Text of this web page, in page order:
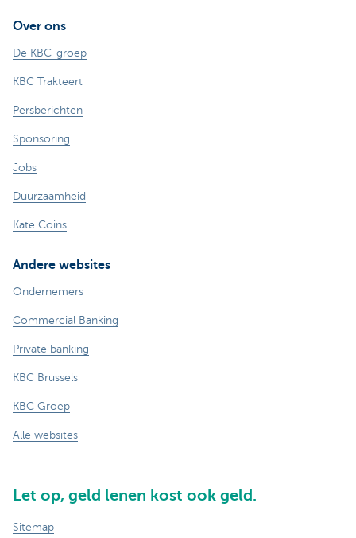
Over ons
De KBC-groep
KBC Trakteert
Persberichten
Sponsoring
Jobs
Duurzaamheid
Kate Coins
Andere websites
Ondernemers
Commercial Banking
Private banking
KBC Brussels
KBC Groep
Alle websites
Let op, geld lenen kost ook geld.
Sitemap